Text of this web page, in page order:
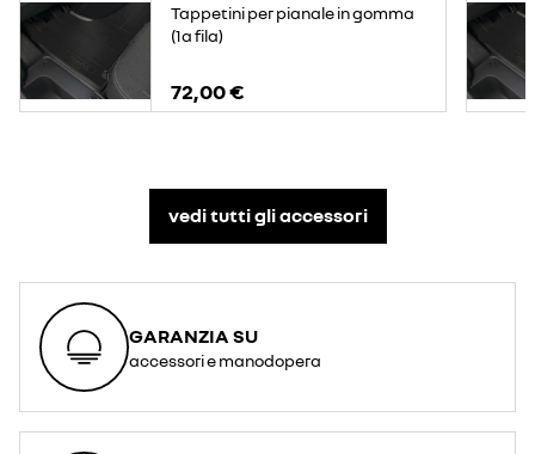
Tappetini per pianale in gomma
(1a fila)
72,00 €
vedi tutti gli accessori​
GARANZIA SU
accessori e manodopera